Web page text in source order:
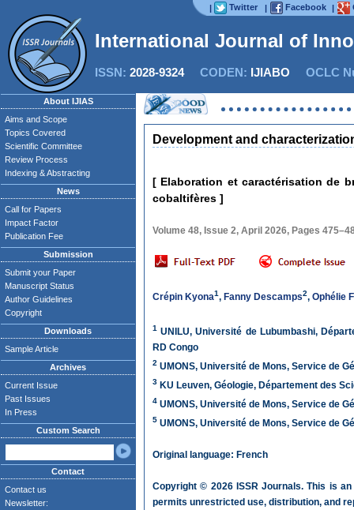
| Twitter | Facebook |
International Journal of
ISSN: 2028-9324CODEN: IJIABO OCLC
About IJIAS
Aims and Scope
Topics Covered
Scientific Committee
Review Process
Indexing & Abstracting
News
Call for Papers
Impact Factor
Publication Fee
Submission
Submit your Paper
Manuscript Status
Author Guidelines
Copyright
Downloads
Sample Article
Archives
Current Issue
Past Issues
In Press
Custom Search
Contact
Contact us
Newsletter:
Development and
[ Elaboration et caractérisation de
cobaltifères ]
Volume 48, Issue 2, April 2026, Pages
Crépin Kyona1, Fanny Descamps2, Ophélie
1 UNILU, Université de Lubumbashi,
RD Congo
2 UMONS, Université de Mons, Service de
3 KU Leuven, Géologie, Département des
4 UMONS, Université de Mons, Service de
5 UMONS, Université de Mons, Service de
Original language: French
Copyright © 2026 ISSR Journals. This is
permits unrestricted use, distribution, and